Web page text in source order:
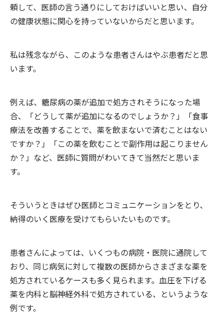
頼して、医師の言う通りにしておけばいいと思い、自分
の健康状態に関心を持っていないからだと思います。
私は残念ながら、このような患者さんはやぶ患者だと思
います。
例えば、糖尿病の薬が追加で処方されそうになった場
合、「どうして薬が追加になるのでしょうか？」「食事
療法を改善することで、薬を飲まないで済むことはない
ですか？」「この薬を飲むことで副作用は起こりません
か？」など、医師に質問がわいてきて当然だと思いま
す。
そういうときはぜひ医師とコミュニケーションをとり、
納得のいく医療を受けてもらいたいものです。
患者さんによっては、いくつもの病院・医院に通院して
おり、同じ病気に対して複数の医師からさまざまな薬を
処方されているケースも多く見られます。血圧を下げる
薬を内科と脳神経外科で処方されている、というような
例です。